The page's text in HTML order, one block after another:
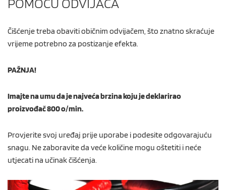
Čišćenje treba obaviti običnim odvijačem, što znatno skraćuje
vrijeme potrebno za postizanje efekta.
PAŽNJA!
Imajte na umu da je najveća brzina koju je deklarirao
proizvođač 800 o/min.
Provjerite svoj uređaj prije uporabe i podesite odgovarajuću
snagu. Ne zaboravite da veće količine mogu oštetiti i neće
utjecati na učinak čišćenja.